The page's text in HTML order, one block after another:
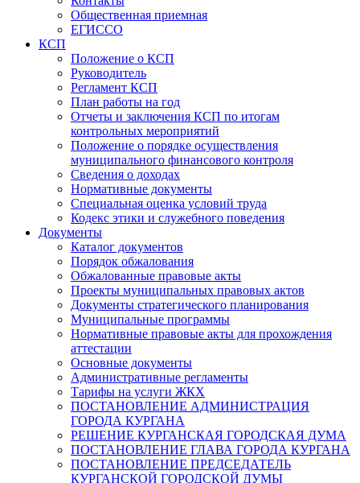
Общественная приемная
ЕГИССО
КСП
Положение о КСП
Руководитель
Регламент КСП
План работы на год
Отчеты и заключения КСП по итогам
контрольных мероприятий
Положение о порядке осуществления
муниципального финансового контроля
Сведения о доходах
Нормативные документы
Специальная оценка условий труда
Кодекс этики и служебного поведения
Документы
Каталог документов
Порядок обжалования
Обжалованные правовые акты
Проекты муниципальных правовых актов
Документы стратегического планирования
Муниципальные программы
Нормативные правовые акты для прохождения
аттестации
Основные документы
Административные регламенты
Тарифы на услуги ЖКХ
ПОСТАНОВЛЕНИЕ АДМИНИСТРАЦИЯ
ГОРОДА КУРГАНА
РЕШЕНИЕ КУРГАНСКАЯ ГОРОДСКАЯ ДУМА
ПОСТАНОВЛЕНИЕ ГЛАВА ГОРОДА КУРГАНА
ПОСТАНОВЛЕНИЕ ПРЕДСЕДАТЕЛЬ
КУРГАНСКОЙ ГОРОДСКОЙ ДУМЫ